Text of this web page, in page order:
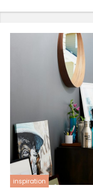
inspiration